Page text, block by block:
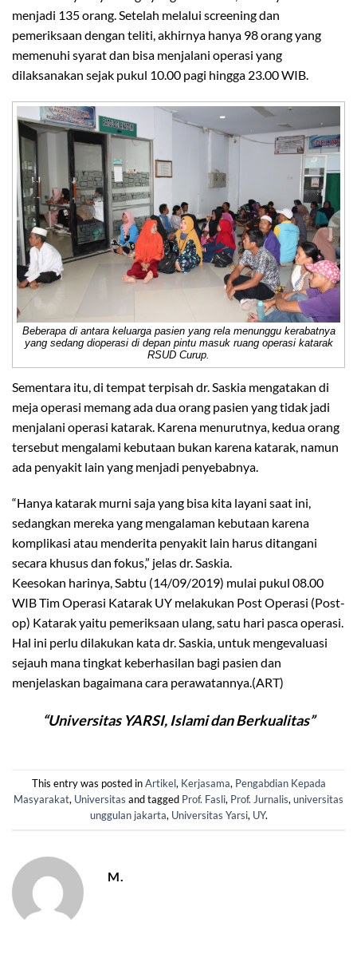
menjadi 135 orang. Setelah melalui screening dan
pemeriksaan dengan teliti, akhirnya hanya 98 orang yang
memenuhi syarat dan bisa menjalani operasi yang
dilaksanakan sejak pukul 10.00 pagi hingga 23.00 WIB.
Beberapa di antara keluarga pasien yang rela menunggu kerabatnya
yang sedang dioperasi di depan pintu masuk ruang operasi katarak
RSUD Curup.
Sementara itu, di tempat terpisah dr. Saskia mengatakan di
meja operasi memang ada dua orang pasien yang tidak jadi
menjalani operasi katarak. Karena menurutnya, kedua orang
tersebut mengalami kebutaan bukan karena katarak, namun
ada penyakit lain yang menjadi penyebabnya.
“Hanya katarak murni saja yang bisa kita layani saat ini,
sedangkan mereka yang mengalaman kebutaan karena
komplikasi atau menderita penyakit lain harus ditangani
secara khusus dan fokus,” jelas dr. Saskia.
Keesokan harinya, Sabtu (14/09/2019) mulai pukul 08.00
WIB Tim Operasi Katarak UY melakukan Post Operasi (Post-
op) Katarak yaitu pemeriksaan ulang, satu hari pasca operasi.
Hal ini perlu dilakukan kata dr. Saskia, untuk mengevaluasi
sejauh mana tingkat keberhasilan bagi pasien dan
menjelaskan bagaimana cara perawatannya.(ART)
“Universitas YARSI, Islami dan Berkualitas”
This entry was posted inArtikel, Kerjasama, Pengabdian Kepada
Masyarakat, Universitas and tagged Prof. Fasli, Prof. Jurnalis, universitas
unggulan jakarta, Universitas Yarsi, UY.
M.